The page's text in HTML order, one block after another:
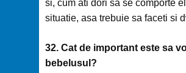
si, cum ati dori sa se comporte
situatie, asa trebuie sa faceti si
32. Cat de important este sa
bebelusul?